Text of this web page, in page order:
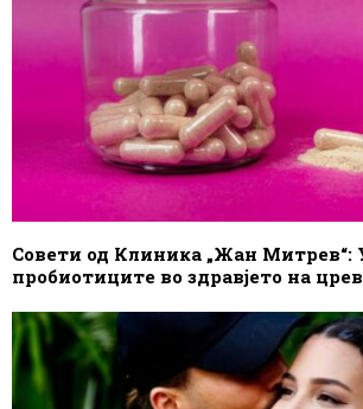
Совети од Клиника „Жан Митрев“:
пробиотиците во здравјето на